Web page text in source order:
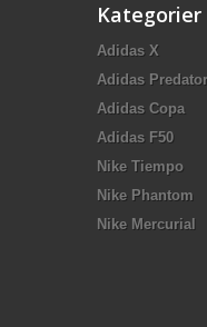
Kategorier
Adidas X
Adidas Predator
Adidas Copa
Adidas F50
Nike Tiempo
Nike Phantom
Nike Mercurial